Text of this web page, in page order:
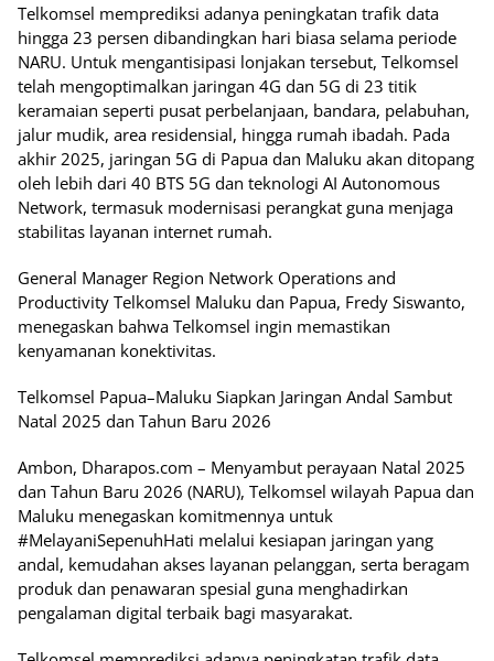
Telkomsel memprediksi adanya peningkatan trafik data
hingga 23 persen dibandingkan hari biasa selama periode
NARU. Untuk mengantisipasi lonjakan tersebut, Telkomsel
telah mengoptimalkan jaringan 4G dan 5G di 23 titik
keramaian seperti pusat perbelanjaan, bandara, pelabuhan,
jalur mudik, area residensial, hingga rumah ibadah. Pada
akhir 2025, jaringan 5G di Papua dan Maluku akan ditopang
oleh lebih dari 40 BTS 5G dan teknologi AI Autonomous
Network, termasuk modernisasi perangkat guna menjaga
stabilitas layanan internet rumah.
General Manager Region Network Operations and
Productivity Telkomsel Maluku dan Papua, Fredy Siswanto,
menegaskan bahwa Telkomsel ingin memastikan
kenyamanan konektivitas.
Telkomsel Papua–Maluku Siapkan Jaringan Andal Sambut
Natal 2025 dan Tahun Baru 2026
Ambon, Dharapos.com – Menyambut perayaan Natal 2025
dan Tahun Baru 2026 (NARU), Telkomsel wilayah Papua dan
Maluku menegaskan komitmennya untuk
#MelayaniSepenuhHati melalui kesiapan jaringan yang
andal, kemudahan akses layanan pelanggan, serta beragam
produk dan penawaran spesial guna menghadirkan
pengalaman digital terbaik bagi masyarakat.